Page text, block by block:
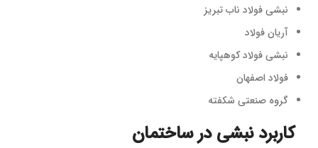
نبشی فولاد ناب تبریز
آریان فولاد
نبشی فولاد کوهپایه
فولاد اصفهان
گروه صنعتی شکفته
کاربرد نبشی در ساختمان